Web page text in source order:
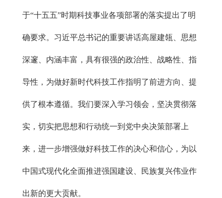
于“十五五”时期科技事业各项部署的落实提出了明
确要求。习近平总书记的重要讲话高屋建瓴、思想
深邃、内涵丰富，具有很强的政治性、战略性、指
导性，为做好新时代科技工作指明了前进方向、提
供了根本遵循。我们要深入学习领会，坚决贯彻落
实，切实把思想和行动统一到党中央决策部署上
来，进一步增强做好科技工作的决心和信心，为以
中国式现代化全面推进强国建设、民族复兴伟业作
出新的更大贡献。